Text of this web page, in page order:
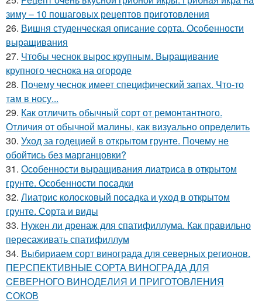
зиму – 10 пошаговых рецептов приготовления
26. Вишня студенческая описание сорта. Особенности
выращивания
27. Чтобы чеснок вырос крупным. Выращивание
крупного чеснока на огороде
28. Почему чеснок имеет специфический запах. Что-то
там в носу...
29. Как отличить обычный сорт от ремонтантного.
Отличия от обычной малины, как визуально определить
30. Уход за годецией в открытом грунте. Почему не
обойтись без марганцовки?
31. Особенности выращивания лиатриса в открытом
грунте. Особенности посадки
32. Лиатрис колосковый посадка и уход в открытом
грунте. Сорта и виды
33. Нужен ли дренаж для спатифиллума. Как правильно
пересаживать спатифиллум
34. Выбириаем сорт винограда для северных регионов.
ПЕРСПЕКТИВНЫЕ СОРТА ВИНОГРАДА ДЛЯ
CЕВЕРНОГО ВИНОДЕЛИЯ И ПРИГОТОВЛЕНИЯ
СОКОВ